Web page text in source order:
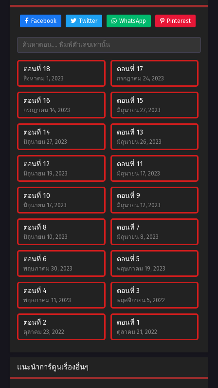
Facebook Twitter WhatsApp Pinterest
ตอนที่ 18
สิงหาคม 1, 2023
ตอนที่ 17
กรกฎาคม 24, 2023
ตอนที่ 16
กรกฎาคม 14, 2023
ตอนที่ 15
มิถุนายน 27, 2023
ตอนที่ 14
มิถุนายน 27, 2023
ตอนที่ 13
มิถุนายน 26, 2023
ตอนที่ 12
มิถุนายน 19, 2023
ตอนที่ 11
มิถุนายน 17, 2023
ตอนที่ 10
มิถุนายน 17, 2023
ตอนที่ 9
มิถุนายน 12, 2023
ตอนที่ 8
มิถุนายน 10, 2023
ตอนที่ 7
มิถุนายน 8, 2023
ตอนที่ 6
พฤษภาคม 30, 2023
ตอนที่ 5
พฤษภาคม 19, 2023
ตอนที่ 4
พฤษภาคม 11, 2023
ตอนที่ 3
พฤศจิกายน 5, 2022
ตอนที่ 2
ตุลาคม 23, 2022
ตอนที่ 1
ตุลาคม 21, 2022
แนะนำการ์ตูนเรื่องอื่นๆ